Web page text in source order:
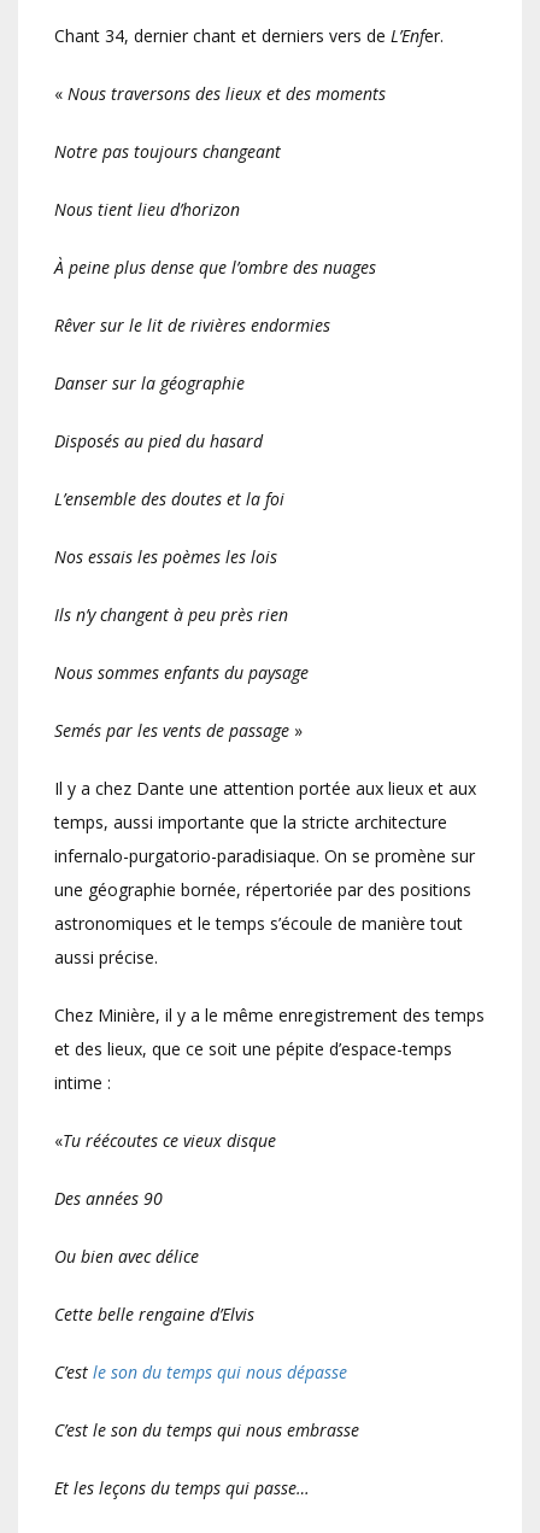
Chant 34, dernier chant et derniers vers de L’Enfer.
« Nous traversons des lieux et des moments
Notre pas toujours changeant
Nous tient lieu d’horizon
À peine plus dense que l’ombre des nuages
Rêver sur le lit de rivières endormies
Danser sur la géographie
Disposés au pied du hasard
L’ensemble des doutes et la foi
Nos essais les poèmes les lois
Ils n’y changent à peu près rien
Nous sommes enfants du paysage
Semés par les vents de passage »
Il y a chez Dante une attention portée aux lieux et aux
temps, aussi importante que la stricte architecture
infernalo-purgatorio-paradisiaque. On se promène sur
une géographie bornée, répertoriée par des positions
astronomiques et le temps s’écoule de manière tout
aussi précise.
Chez Minière, il y a le même enregistrement des temps
et des lieux, que ce soit une pépite d’espace-temps
intime :
«Tu réécoutes ce vieux disque
Des années 90
Ou bien avec délice
Cette belle rengaine d’Elvis
C’est le son du temps qui nous dépasse
C’est le son du temps qui nous embrasse
Et les leçons du temps qui passe…